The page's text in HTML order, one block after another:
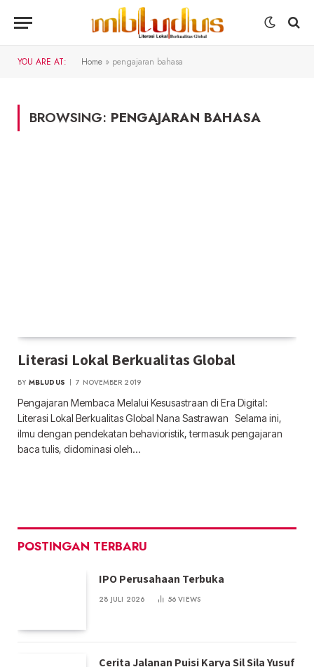
YOU ARE AT: Home » pengajaran bahasa
BROWSING: PENGAJARAN BAHASA
Literasi Lokal Berkualitas Global
BY MBLUDUS 7 NOVEMBER 2019
Pengajaran Membaca Melalui Kesusastraan di Era Digital:
Literasi Lokal Berkualitas Global Nana Sastrawan Selama ini,
ilmu dengan pendekatan behavioristik, termasuk pengajaran
baca tulis, didominasi oleh…
POSTINGAN TERBARU
IPO Perusahaan Terbuka
28 JULI 2026 56VIEWS
Cerita Jalanan Puisi Karya Sil Sila Yusuf